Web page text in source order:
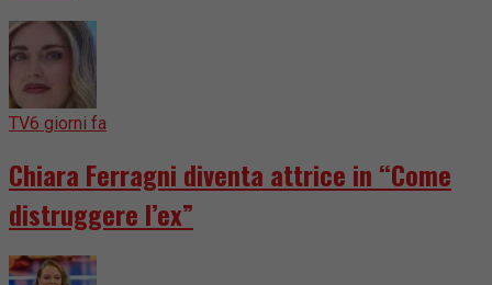
TV6 giorni fa
Chiara Ferragni diventa attrice in “Come
distruggere l’ex”